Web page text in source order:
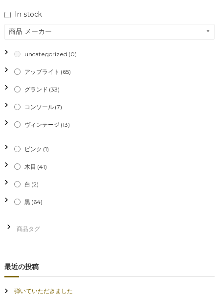
ビ
ゲ
ー
シ
ョ
ン
In stock
商品 メーカー
uncategorized (0)
アップライト (65)
グランド (33)
コンソール (7)
ヴィンテージ (13)
ピンク (1)
木目 (41)
白 (2)
黒 (64)
最近の投稿
弾いていただきました